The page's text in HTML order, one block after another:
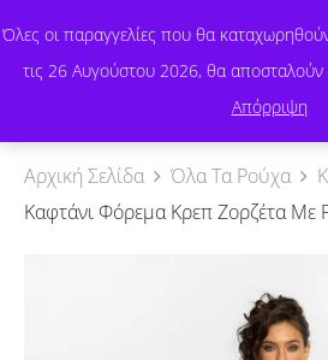
Όλες οι παραγγελίες που θα
τις 26 Αυγούστου 2026, θα
Απόρριψη
Αρχική Σελίδα Όλα Τα Ρούχα
Καφτάνι Φόρεμα Κρεπ Ζορζέτα